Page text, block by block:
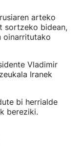
arteko
sortzeko bidean,
oinarritutako
Vladimir
Iranek
bi herrialde
bereziki.